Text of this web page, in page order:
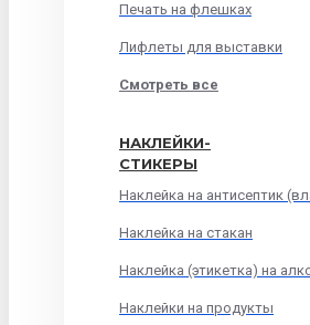
Печать на флешках
Лифлеты для выставки
Смотреть все
НАКЛЕЙКИ-
СТИКЕРЫ
Наклейка на антисептик
Наклейка на стакан
Наклейка (этикетка) на
Наклейки на продукты